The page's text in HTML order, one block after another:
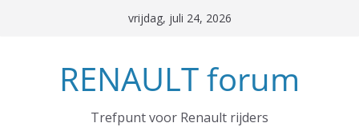
vrijdag, juli 24, 2026
RENAULT forum
Trefpunt voor Renault rijders